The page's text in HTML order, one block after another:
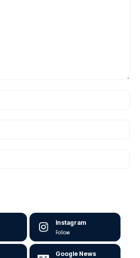
Instagram
Follow
Google News